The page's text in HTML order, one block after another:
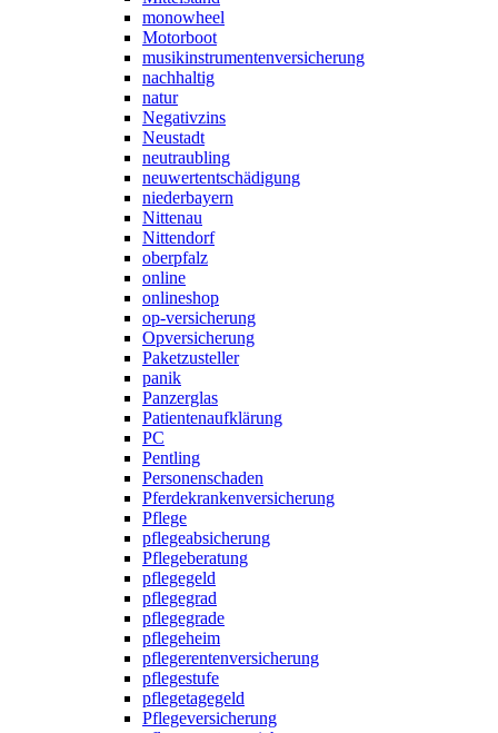
monowheel
Motorboot
musikinstrumentenversicherung
nachhaltig
natur
Negativzins
Neustadt
neutraubling
neuwertentschädigung
niederbayern
Nittenau
Nittendorf
oberpfalz
online
onlineshop
op-versicherung
Opversicherung
Paketzusteller
panik
Panzerglas
Patientenaufklärung
PC
Pentling
Personenschaden
Pferdekrankenversicherung
Pflege
pflegeabsicherung
Pflegeberatung
pflegegeld
pflegegrad
pflegegrade
pflegeheim
pflegerentenversicherung
pflegestufe
pflegetagegeld
Pflegeversicherung